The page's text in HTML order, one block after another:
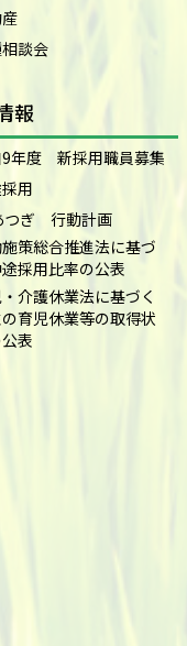
談会
報
年度 新採用職員募集
用
つぎ 行動計画
策総合推進法に基づ
途採用比率の公表
介護休業法に基づく
育児休業等の取得状
表